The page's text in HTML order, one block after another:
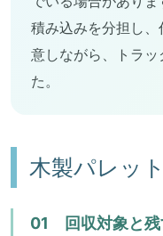
積み込みを分担し
意しながら、トラ
た。
木製パレッ
01 回収対象と残